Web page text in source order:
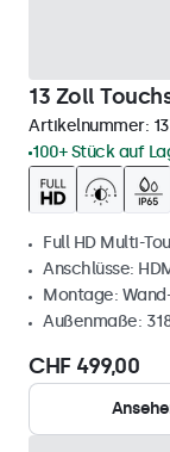
13 Zoll
Artikelnummer:
100+ Stück auf
Full HD Multi-
Anschlüsse:
Montage:
Außenmaße:
CHF 499,00